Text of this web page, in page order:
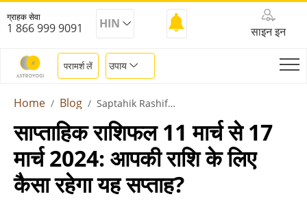
ग्राहक सेवा
1 866 999 9091 HIN
साइन इन
परामर्श लें उपाय
Home Blog Saptahik Rashifal 11 March To 17 March 2024
साप्ताहिक राशिफल 11 मार्च से 17
मार्च 2024: आपकी राशि के लिए
कैसा रहेगा यह सप्ताह?